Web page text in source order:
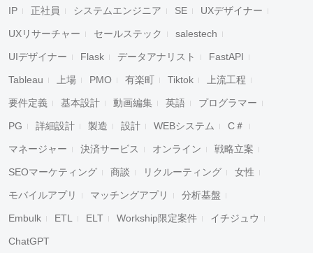
IP 正社員 システムエンジニア SE UXデザイナー
UXリサーチャー セールステック salestech
UIデザイナー Flask データアナリスト FastAPI
Tableau 上場 PMO 有楽町 Tiktok 上流工程
要件定義 基本設計 動画編集 英語 プログラマー
PG 詳細設計 製造 設計 WEBシステム C＃
マネージャー 決済サービス オンライン 戦略立案
SEOマーケティング 商談 リクルーティング 女性
モバイルアプリ マッチングアプリ 分析基盤
Embulk ETL ELT Workship限定案件 イチジュウ
ChatGPT